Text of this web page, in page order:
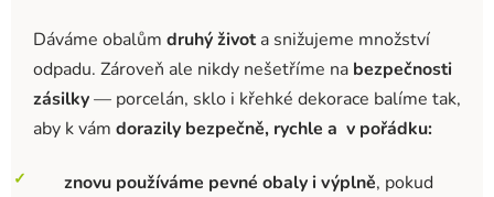
Dáváme obalům druhý života snižujeme množství
odpadu. Zároveň ale nikdy nešetříme na bezpečnosti
zásilky— porcelán, sklo i křehké dekorace balíme tak,
aby k vám dorazily bezpečně, rychle a v pořádku:
znovu používáme pevné obaly i výplně, pokud